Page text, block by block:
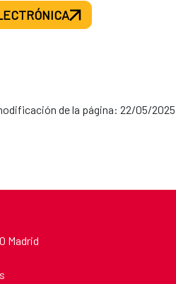
de la página: 22/05/2025
Madrid